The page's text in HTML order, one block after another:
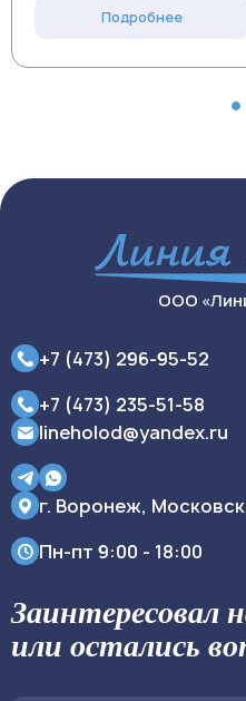
Подробнее
ООО
+7 (473) 296-95-52
+7 (473) 235-51-58
lineholod@yandex.ru
г. Воронеж,
Пн-пт 9:00 - 18:00
Заинтересовал
или остались